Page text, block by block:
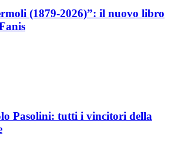
(1879-2026)”: il nuovo libro
Pasolini: tutti i vincitori della